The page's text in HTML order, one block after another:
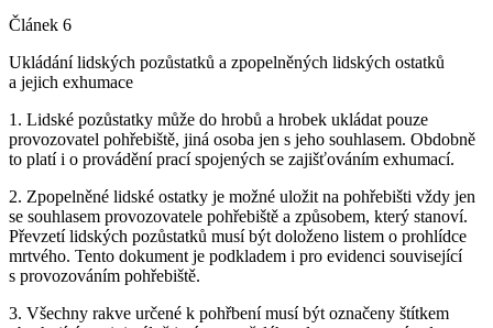
Článek 6
Ukládání lidských pozůstatků a zpopelněných lidských ostatků
a jejich exhumace
1. Lidské pozůstatky může do hrobů a hrobek ukládat pouze
provozovatel pohřebiště, jiná osoba jen s jeho souhlasem. Obdobně
to platí i o provádění prací spojených se zajišťováním exhumací.
2. Zpopelněné lidské ostatky je možné uložit na pohřebišti vždy jen
se souhlasem provozovatele pohřebiště a způsobem, který stanoví.
Převzetí lidských pozůstatků musí být doloženo listem o prohlídce
mrtvého. Tento dokument je podkladem i pro evidenci související
s provozováním pohřebiště.
3. Všechny rakve určené k pohřbení musí být označeny štítkem